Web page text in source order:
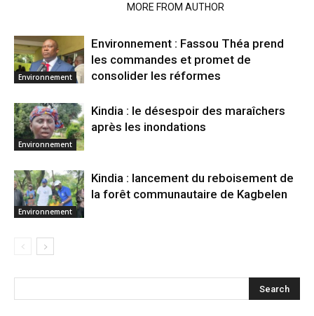
MORE FROM AUTHOR
Environnement
Environnement : Fassou Théa prend
les commandes et promet de
consolider les réformes
Environnement
Kindia : le désespoir des maraîchers
après les inondations
Environnement
Kindia : lancement du reboisement de
la forêt communautaire de Kagbelen